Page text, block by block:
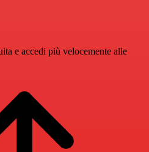
e accedi più velocemente alle